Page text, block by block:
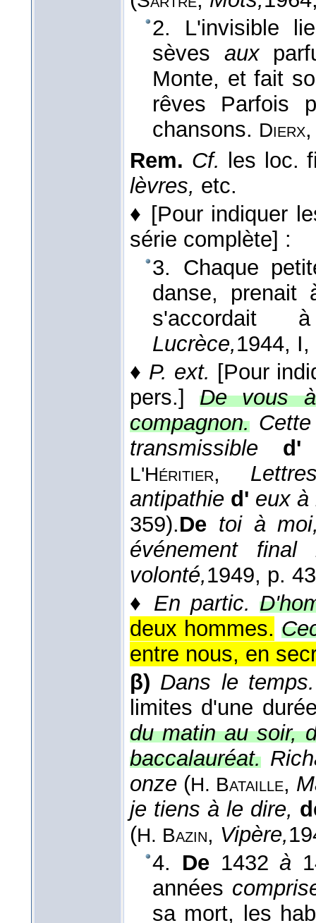
2. L'invisible
sèves aux
Monte, et fait
rêves Parfois
chansons. Dierx
Rem. Cf. les loc.
lèvres, etc.
♦ [Pour indiquer
série complète] :
3. Chaque
danse, prenait
Lucrèce,1944, I,
♦ P. ext. [Pour
pers.]
De vous
compagnon.
transmissible
L'Héritier,
antipathie d' eux à
359).De toi à
événement
volonté,1949, p.
♦ En partic.
deux hommes.
entre nous, en
β) Dans le temps.
limites d'une
du matin au soir,
baccalauréat.
onze (H. Bataille,
je tiens à le dire,
(H. Bazin, Vipère,
4. De1432à
années
sa mort, les